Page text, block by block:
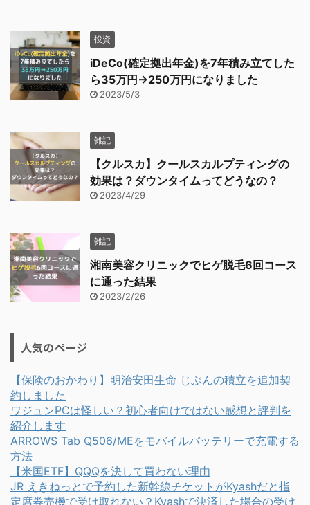
投資
iDeCo(確定拠出年金)を7年積み立てした
ら35万円→250万円になりました
2023/5/3
雑記
【クルスカ】クールスカルプティングの
効果は？ダウンタイムってどうなの？
2023/4/29
雑記
湘南美容クリニックでヒゲ脱毛6回コース
に通った結果
2023/2/26
人気のページ
【保険のおかわり】明治安田生命 じぶんの積立を追加契
約しました
ワジュンPCは怪しい？初心者向けではない感想と評判を
紹介します
ARROWS Tab Q506/MEをモバイルバッテリーで充電する
方法
【米国ETF】QQQを決して買わない理由
JR えきねっとで予約した新幹線チケットがKyashだと指
定席券売機で受け取れない？Kyashで決済した場合の受け